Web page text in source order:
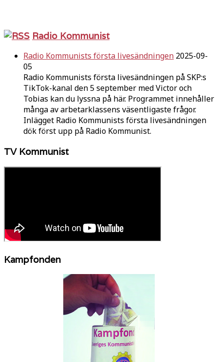
Radio Kommunist
Radio Kommunists första livesändningen 2025-09-
05
Radio Kommunists första livesändningen på SKP:s
TikTok-kanal den 5 september med Victor och
Tobias kan du lyssna på här. Programmet innehåller
många av arbetarklassens väsentligaste frågor.
Inlägget Radio Kommunists första livesändningen
dök först upp på Radio Kommunist.
TV Kommunist
Kampfonden